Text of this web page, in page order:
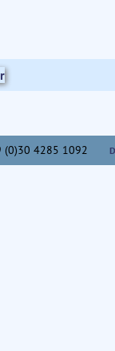
(0)30 4285 1092